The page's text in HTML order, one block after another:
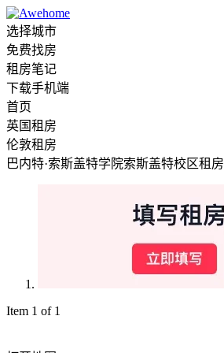
选择城市
免费找房
租房笔记
下载手机端
首页
英国租房
伦敦租房
巴内特·索斯盖特学院索斯盖特校区租房
Item 1 of 1